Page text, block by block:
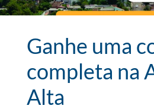
Ganhe uma
completa na
Alta